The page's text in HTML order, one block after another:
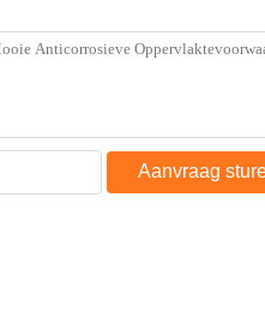
Aanvraag